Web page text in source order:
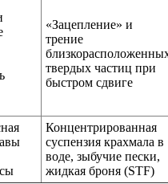
«Зацепление» и
трение
твердых частиц при
быстром сдвиге
Концентрированная
суспензия крахмала в
воде, зыбучие пески,
жидкая броня (STF)